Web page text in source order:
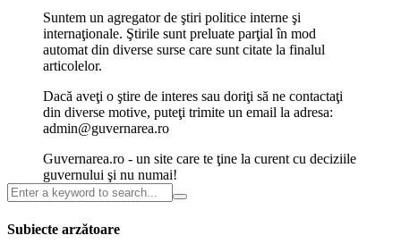
Suntem un agregator de ştiri politice interne şi
internaţionale. Ştirile sunt preluate parţial în mod
automat din diverse surse care sunt citate la finalul
articolelor.
Dacă aveţi o ştire de interes sau doriţi să ne contactaţi
din diverse motive, puteţi trimite un email la adresa:
admin@guvernarea.ro
Guvernarea.ro - un site care te ţine la curent cu deciziile
guvernului şi nu numai!
Subiecte arzătoare